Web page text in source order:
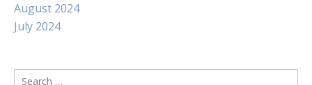
August 2024
July 2024
Search